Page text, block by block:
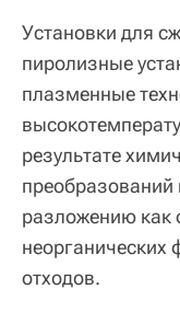
Установки для
пиролизные
плазменные
результате
разложению как
неорганических
отходов.